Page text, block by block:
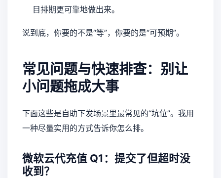
目排期更可靠地做出来。
说到底，你要的不是“等”，你要的是“可预期”。
常见问题与快速排查：别让
小问题拖成大事
下面这些是自助下发场景里最常见的“坑位”。我用
一种尽量实用的方式告诉你怎么排。
微软云代充值 Q1：提交了但超时没
收到？